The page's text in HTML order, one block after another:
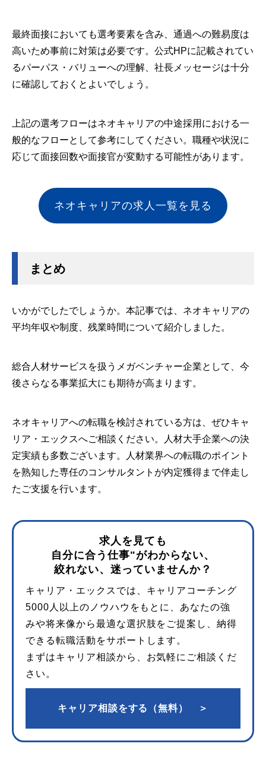
最終面接においても選考要素を含み、通過への難易度は
高いため事前に対策は必要です。公式HPに記載されてい
るパーパス・バリューへの理解、社長メッセージは十分
に確認しておくとよいでしょう。
上記の選考フローはネオキャリアの中途採用における一
般的なフローとして参考にしてください。職種や状況に
応じて面接回数や面接官が変動する可能性があります。
ネオキャリアの求人一覧を見る
まとめ
いかがでしたでしょうか。本記事では、ネオキャリアの
平均年収や制度、残業時間について紹介しました。
総合人材サービスを扱うメガベンチャー企業として、今
後さらなる事業拡大にも期待が高まります。
ネオキャリアへの転職を検討されている方は、ぜひキャ
リア・エックスへご相談ください。人材大手企業への決
定実績も多数ございます。人材業界への転職のポイント
を熟知した専任のコンサルタントが内定獲得まで伴走し
たご支援を行います。
求人を見ても
自分に合う仕事"がわからない、
絞れない、迷っていませんか？
キャリア・エックスでは、キャリアコーチング
5000人以上のノウハウをもとに、あなたの強
みや将来像から最適な選択肢をご提案し、納得
できる転職活動をサポートします。
まずはキャリア相談から、お気軽にご相談くだ
さい。
キャリア相談をする（無料） ＞